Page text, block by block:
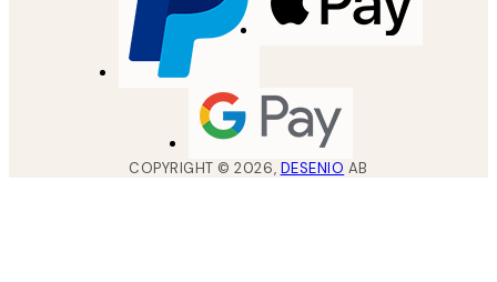
COPYRIGHT ©2026, DESENIO AB